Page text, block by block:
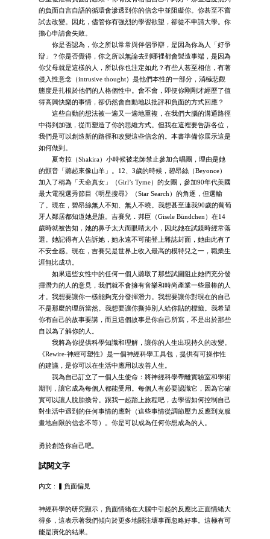
的負面自言自語的循環會滲透到你的信念中並阻礙你。你甚至不嘗
試去改變。因此，儘管你有強烈的學習欲望，卻從不申請大學。你
擔心申請會失敗。
你是否認為，你之所以常常與伴侶爭辯，是因為你為人「好爭
辯」？你是否覺得，你之所以無論去到哪裡都會製造事端，是因為
你父母就是這樣的人，所以你也注定如此？有些人甚至相信，有著
侵入性意念（intrusive thought）是他們本性的一部分，消極悲觀
態度是扎根於他們的人格個性中。會不會，即便你剛剛才經歷了值
得高興快樂的事情，卻仍然會自動地以批評和負面的方式回應？
這些自動的想法被一遍又一遍地重複，在我們大腦的溝通路徑
中得到加強，從而塑造了你的思維方式。但我在這裡要告訴各位，
我們是可以創造新的路徑和改變這些信念的。本書準備你展示這是
如何做到。
夏奇拉（Shakira）小時候被老師禁止參加合唱團，理由是她
的顫音「聽起來像山羊」。12、3歲的時候，碧昂絲（Beyonce）
加入了稱為「天命真女」（Girl’s Tyme）的女團，參加90年代美國
最大電視選秀節目《明星搜尋》（Star Search）的角逐，但選輸
了。現在，碧昂絲無人不知、無人不曉。我想甚至連我90歲的葡萄
牙人鄰居都知道她是誰。吉賽兒．邦臣（Gisele Bündchen）在14
歲時就被告知，她的鼻子太大而眼睛太小，因此她在試鏡時經常落
選。她記得有人告訴她，她永遠不可能登上雜誌封面，她由此有了
不安全感。現在，吉賽兒是世界上收入最高的模特兒之一，職業生
涯無比成功。
如果這些女性中的任何一個人聽取了那些試圖阻止她們充分發
揮潛力的人的意見，我們就不會擁有音樂和時尚產業一些最棒的人
才。我想要讓你一樣能夠充分發揮潛力。我想要讓你對現在的自己
不是那麼的理所當然。我想要讓你撕掉別人給你貼的標籤。我希望
你有自己的故事要講，而且這個故事是你自己所寫，不是出於那些
自以為了解你的人。
我將為你提供科學知識和理解，讓你的人生出現持久的改變。
《Rewire-神經可塑性》是一個神經科學工具包，提供有可操作性
的建議，是你可以在生活中應用以改善人生。
我為自己訂立了一個人生使命：將神經科學帶離實驗室和學術
期刊，讓它成為每個人都能受用。每個人有必要認識它，因為它確
實可以讓人脫胎換骨。跟我一起踏上旅程吧，去學習如何控制自己
對生活中遇到的任何事情的應對（這些事情從調節壓力反應到克服
畫地自限的信念不等）。你是可以成為任何你想成為的人。
勇於創造你自己吧。
試閱文字
內文 : ▍負面偏見
神經科學的研究顯示，負面情緒在大腦中引起的反應比正面情緒大
得多，這表示著我們傾向於更多地關注壞事而忽略好事。這極有可
能是演化的結果。